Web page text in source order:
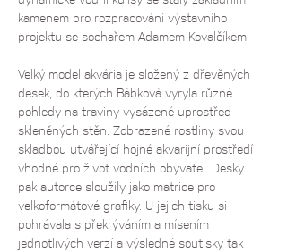
kamenem pro rozpracování výstavního
projektu se sochařem Adamem Kovalčíkem.
Velký model akvária je složený z dřevěných
desek, do kterých Bábková vyryla různé
pohledy na traviny vysázené uprostřed
skleněných stěn. Zobrazené rostliny svou
skladbou utvářející hojné akvarijní prostředí
vhodné pro život vodních obyvatel. Desky
pak autorce sloužily jako matrice pro
velkoformátové grafiky. U jejich tisku si
pohrávala s překrýváním a mísením
jednotlivých verzí a výsledné soutisky tak